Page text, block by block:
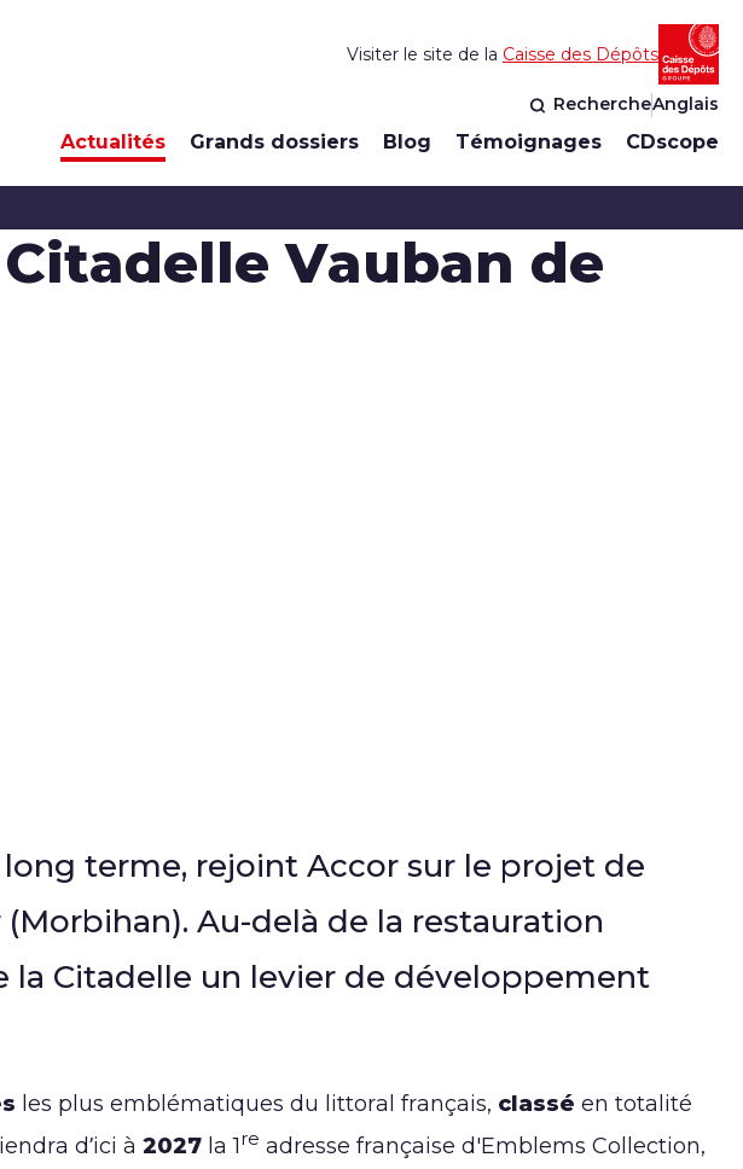
Actualités Grands dossiers Blog Témoignages CDscope
RechercheAnglais
Visiter le site de la Caisse des Dépôts
Vauban de
terme, rejoint Accor sur le projet de
Au-delà de la restauration
Citadelle un levier de développement
les plus emblématiques du littoral français, classé en totalité
d’ici à 2027 la 1re adresse française d'Emblems Collection,